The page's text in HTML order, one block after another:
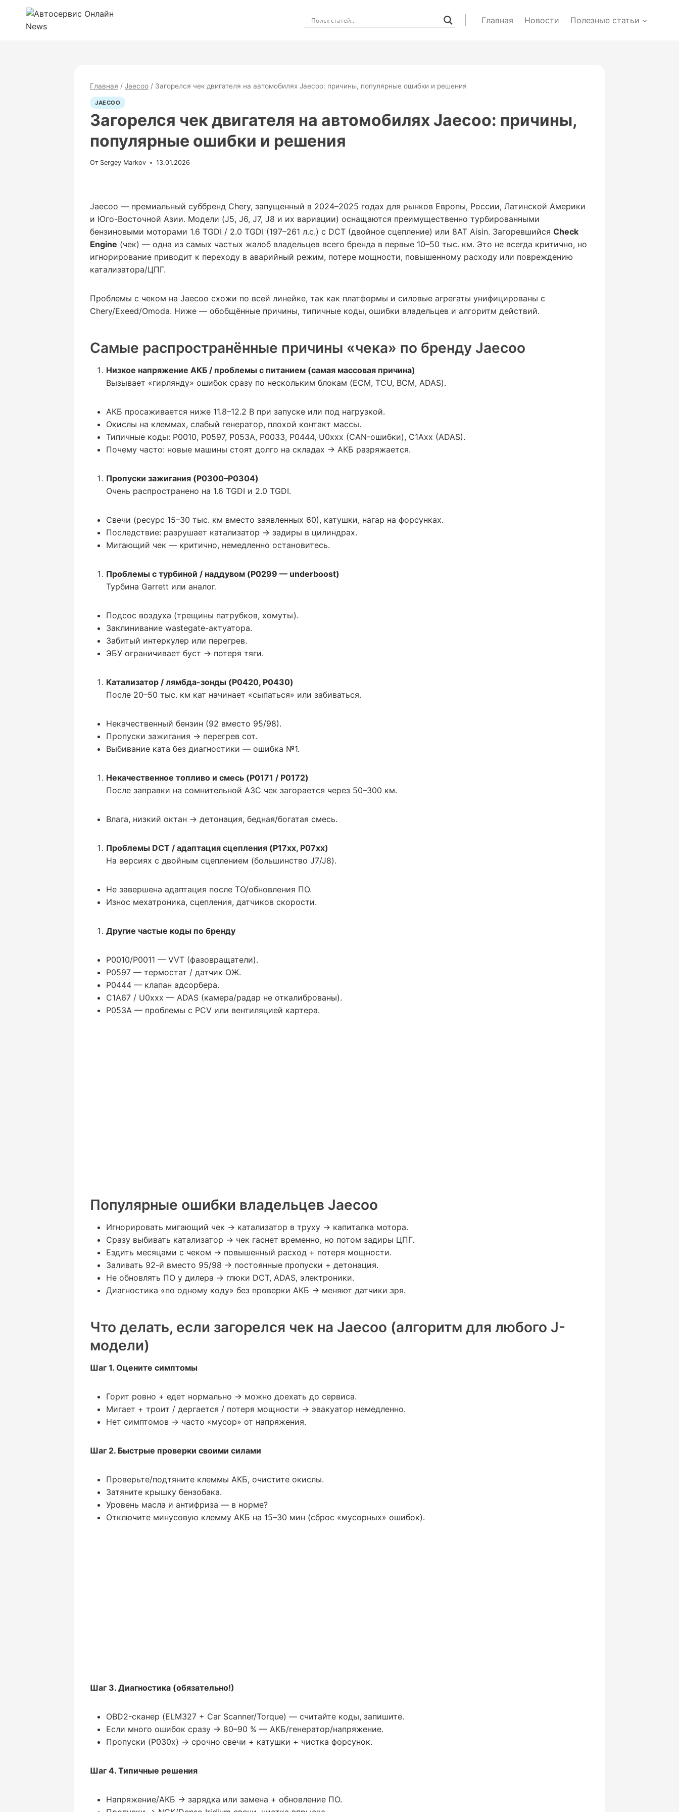
Перейти
содержимому
Главная Новости Полезные статьи
Главная / Jaecoo / Загорелся чек двигателя на автомобилях Jaecoo: причины, популярные ошибки и решения
JAECOO
Загорелся чек двигателя на автомобилях Jaecoo: причины,
популярные ошибки и решения
От Sergey Markov 13.01.2026
Jaecoo — премиальный суббренд Chery, запущенный в 2024–2025 годах для рынков Европы, России, Латинской Америки
и Юго-Восточной Азии. Модели (J5, J6, J7, J8 и их вариации) оснащаются преимущественно турбированными
бензиновыми моторами 1.6 TGDI / 2.0 TGDI (197–261 л.с.) с DCT (двойное сцепление) или 8AT Aisin. Загоревшийся Check
Engine (чек) — одна из самых частых жалоб владельцев всего бренда в первые 10–50 тыс. км. Это не всегда критично, но
игнорирование приводит к переходу в аварийный режим, потере мощности, повышенному расходу или повреждению
катализатора/ЦПГ.
Проблемы с чеком на Jaecoo схожи по всей линейке, так как платформы и силовые агрегаты унифицированы с
Chery/Exeed/Omoda. Ниже — обобщённые причины, типичные коды, ошибки владельцев и алгоритм действий.
Самые распространённые причины «чека» по бренду Jaecoo
Низкое напряжение АКБ / проблемы с питанием (самая массовая причина)
Вызывает «гирлянду» ошибок сразу по нескольким блокам (ECM, TCU, BCM, ADAS).
АКБ просаживается ниже 11.8–12.2 В при запуске или под нагрузкой.
Окислы на клеммах, слабый генератор, плохой контакт массы.
Типичные коды: P0010, P0597, P053A, P0033, P0444, U0xxx (CAN-ошибки), C1Axx (ADAS).
Почему часто: новые машины стоят долго на складах → АКБ разряжается.
Пропуски зажигания (P0300–P0304)
Очень распространено на 1.6 TGDI и 2.0 TGDI.
Свечи (ресурс 15–30 тыс. км вместо заявленных 60), катушки, нагар на форсунках.
Последствие: разрушает катализатор → задиры в цилиндрах.
Мигающий чек — критично, немедленно остановитесь.
Проблемы с турбиной / наддувом (P0299 — underboost)
Турбина Garrett или аналог.
Подсос воздуха (трещины патрубков, хомуты).
Заклинивание wastegate-актуатора.
Забитый интеркулер или перегрев.
ЭБУ ограничивает буст → потеря тяги.
Катализатор / лямбда-зонды (P0420, P0430)
После 20–50 тыс. км кат начинает «сыпаться» или забиваться.
Некачественный бензин (92 вместо 95/98).
Пропуски зажигания → перегрев сот.
Выбивание ката без диагностики — ошибка №1.
Некачественное топливо и смесь (P0171 / P0172)
После заправки на сомнительной АЗС чек загорается через 50–300 км.
Влага, низкий октан → детонация, бедная/богатая смесь.
Проблемы DCT / адаптация сцепления (P17xx, P07xx)
На версиях с двойным сцеплением (большинство J7/J8).
Не завершена адаптация после ТО/обновления ПО.
Износ мехатроника, сцепления, датчиков скорости.
Другие частые коды по бренду
P0010/P0011 — VVT (фазовращатели).
P0597 — термостат / датчик ОЖ.
P0444 — клапан адсорбера.
C1A67 / U0xxx — ADAS (камера/радар не откалиброваны).
P053A — проблемы с PCV или вентиляцией картера.
Популярные ошибки владельцев Jaecoo
Игнорировать мигающий чек → катализатор в труху → капиталка мотора.
Сразу выбивать катализатор → чек гаснет временно, но потом задиры ЦПГ.
Ездить месяцами с чеком → повышенный расход + потеря мощности.
Заливать 92-й вместо 95/98 → постоянные пропуски + детонация.
Не обновлять ПО у дилера → глюки DCT, ADAS, электроники.
Диагностика «по одному коду» без проверки АКБ → меняют датчики зря.
Что делать, если загорелся чек на Jaecoo (алгоритм для любого J-
модели)
Шаг 1. Оцените симптомы
Горит ровно + едет нормально → можно доехать до сервиса.
Мигает + троит / дергается / потеря мощности → эвакуатор немедленно.
Нет симптомов → часто «мусор» от напряжения.
Шаг 2. Быстрые проверки своими силами
Проверьте/подтяните клеммы АКБ, очистите окислы.
Затяните крышку бензобака.
Уровень масла и антифриза — в норме?
Отключите минусовую клемму АКБ на 15–30 мин (сброс «мусорных» ошибок).
Шаг 3. Диагностика (обязательно!)
OBD2-сканер (ELM327 + Car Scanner/Torque) — считайте коды, запишите.
Если много ошибок сразу → 80–90 % — АКБ/генератор/напряжение.
Пропуски (P030x) → срочно свечи + катушки + чистка форсунок.
Шаг 4. Типичные решения
Напряжение/АКБ → зарядка или замена + обновление ПО.